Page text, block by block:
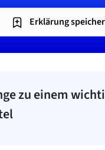
Erklärung
zu einem